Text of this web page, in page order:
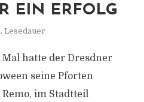
ERFOLG
Lesedauer
hatte der Dresdner
seine Pforten
Remo, im Stadtteil